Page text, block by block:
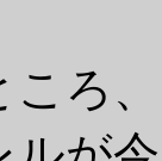
ろ